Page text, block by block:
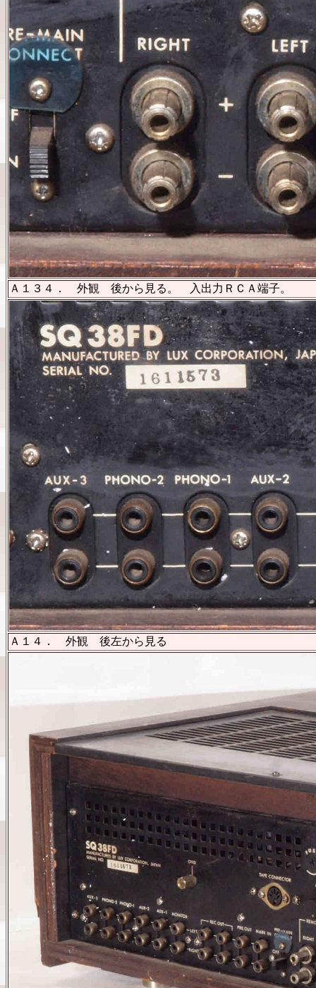
Ａ１３４． 外観 後から見る。 入出力ＲＣＡ端子。
Ａ１４． 外観 後左から見る